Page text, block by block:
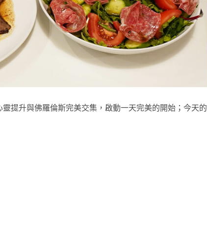
提升與佛羅倫斯完美交集，啟動一天完美的開始；今天的